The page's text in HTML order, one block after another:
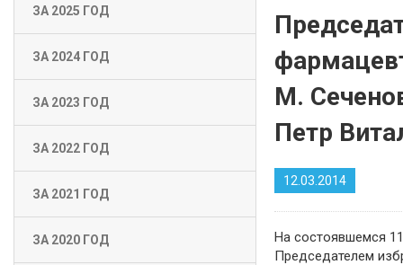
ЗА 2025 ГОД
ЗА 2024 ГОД
ЗА 2023 ГОД
ЗА 2022 ГОД
ЗА 2021 ГОД
ЗА 2020 ГОД
М.
Петр
12.03.2014
На состоявшемся
Председателем